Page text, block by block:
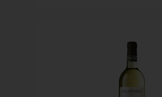
Les tanins, fondus et nobles,
Luberon lui insuffle une
C’est le compagnon idéal
confit aux herbes ou d’un
raffinée ou simplement un